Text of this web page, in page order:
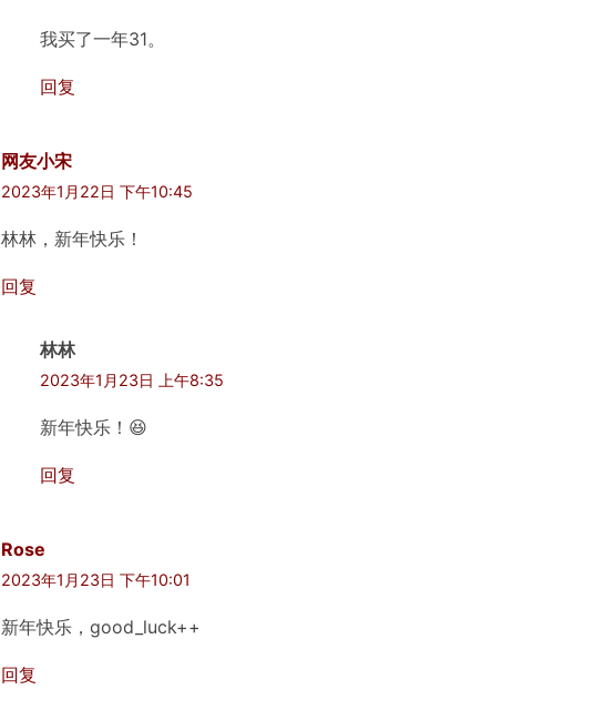
我买了一年31。
回复
网友小宋
2023年1月22日 下午10:45
林林，新年快乐！
回复
林林
2023年1月23日 上午8:35
新年快乐！😆
回复
Rose
2023年1月23日 下午10:01
新年快乐，good_luck++
回复